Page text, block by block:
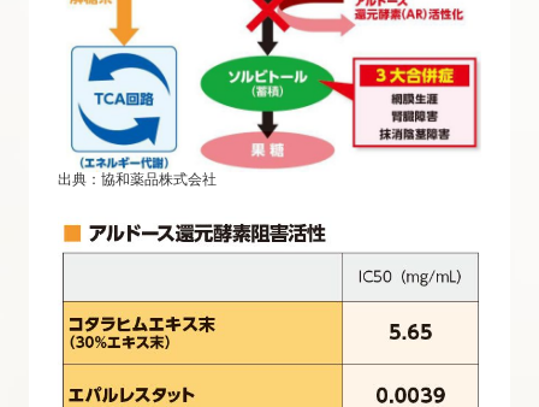
出典：協和薬品株式会社